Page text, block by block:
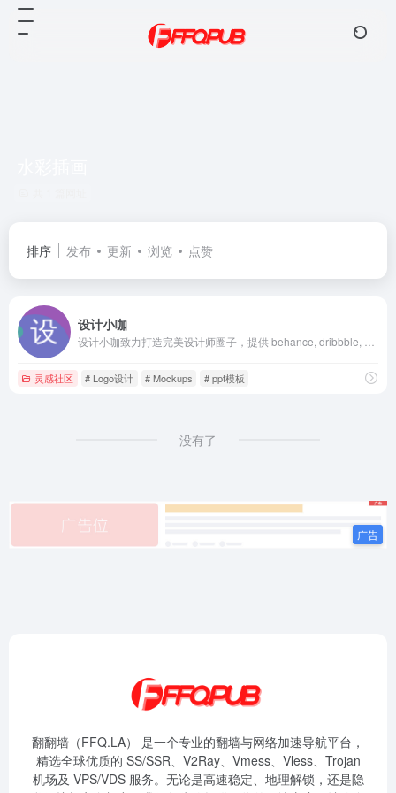
排序 发布 更新 浏览 点赞
设计小咖
灵感社区 # Logo设计 # Mockups # ppt模板
没有了
翻翻墙（FFQ.LA） 是一个专业的翻墙与网络加速导航平台，
精选全球优质的 SS/SSR、V2Ray、Vmess、Vless、Trojan
机场及 VPS/VDS 服务。无论是高速稳定、地理解锁，还是隐